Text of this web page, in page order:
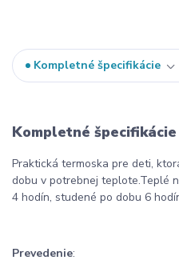
Kompletné špecifikácie
Kompletné špecifikácie
Praktická termoska pre deti,
dobu v potrebnej teplote.Teplé
4 hodín, studené po dobu 6
Prevedenie: